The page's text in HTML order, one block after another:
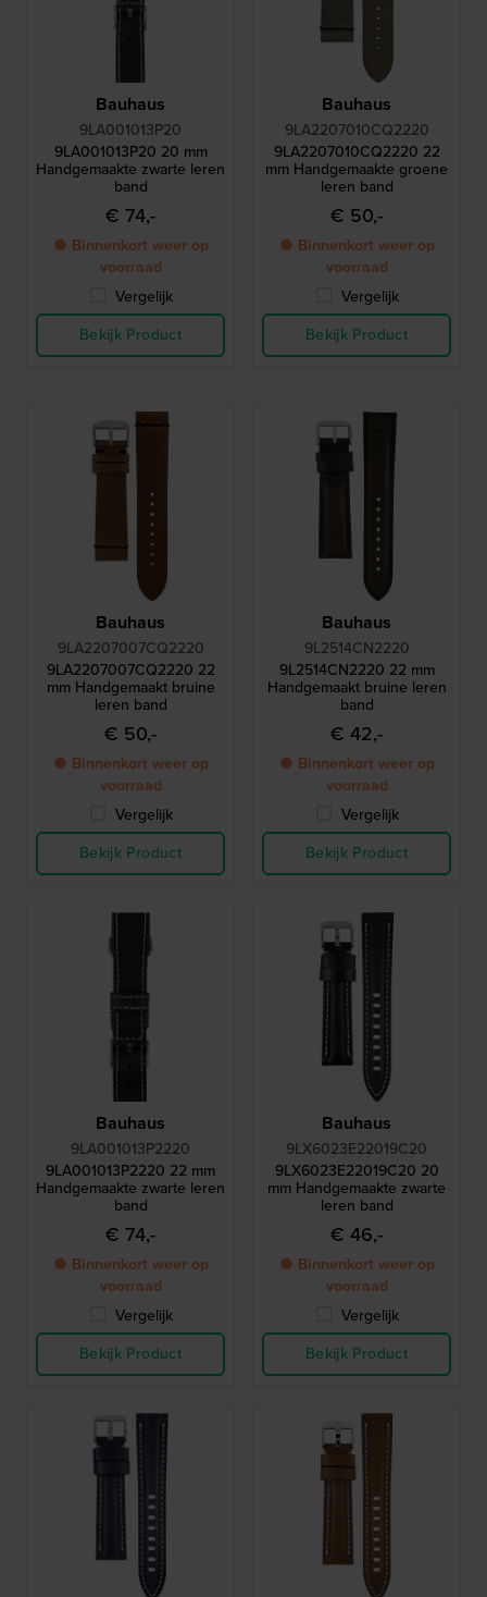
Bauhaus
9LA001013P20
9LA001013P20 20 mm
Handgemaakte zwarte leren
band
€ 74,-
● Binnenkort weer op
voorraad
Vergelijk
Bekijk Product
Bauhaus
9LA2207010CQ2220
9LA2207010CQ2220 22
mm Handgemaakte groene
leren band
€ 50,-
● Binnenkort weer op
voorraad
Vergelijk
Bekijk Product
Bauhaus
9LA2207007CQ2220
9LA2207007CQ2220 22
mm Handgemaakt bruine
leren band
€ 50,-
● Binnenkort weer op
voorraad
Vergelijk
Bekijk Product
Bauhaus
9L2514CN2220
9L2514CN2220 22 mm
Handgemaakt bruine leren
band
€ 42,-
● Binnenkort weer op
voorraad
Vergelijk
Bekijk Product
Bauhaus
9LA001013P2220
9LA001013P2220 22 mm
Handgemaakte zwarte leren
band
€ 74,-
● Binnenkort weer op
voorraad
Vergelijk
Bekijk Product
Bauhaus
9LX6023E22019C20
9LX6023E22019C20 20
mm Handgemaakte zwarte
leren band
€ 46,-
● Binnenkort weer op
voorraad
Vergelijk
Bekijk Product